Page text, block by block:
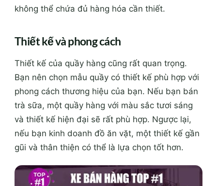
không thể chứa đủ hàng hóa cần thiết.
Thiết kế và phong cách
Thiết kế của quầy hàng cũng rất quan trọng.
Bạn nên chọn mẫu quầy có thiết kế phù hợp với
phong cách thương hiệu của bạn. Nếu bạn bán
trà sữa, một quầy hàng với màu sắc tươi sáng
và thiết kế hiện đại sẽ rất phù hợp. Ngược lại,
nếu bạn kinh doanh đồ ăn vặt, một thiết kế gần
gũi và thân thiện có thể là lựa chọn tốt hơn.